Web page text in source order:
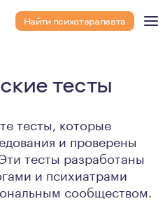
Найти психотерапевта
тесты
тесты, которые
и проверены
тесты разработаны
и психиатрами
сообществом.